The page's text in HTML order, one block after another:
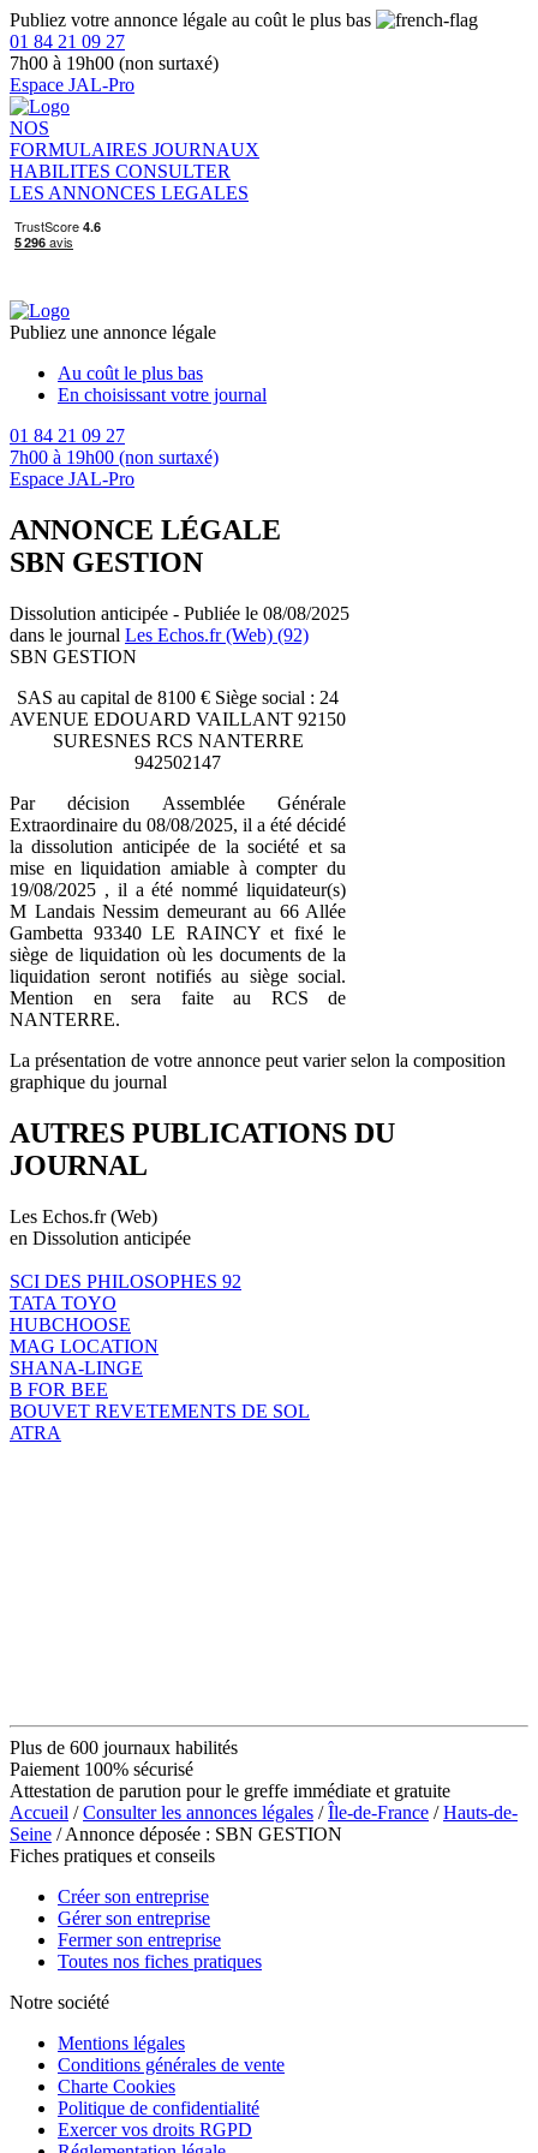
Publiez votre annonce légale au coût le plus bas
01 84 21 09 27
7h00 à 19h00 (non surtaxé)
Espace JAL-Pro
NOS
FORMULAIRES JOURNAUX
HABILITES CONSULTER
LES ANNONCES LEGALES
Publiez une annonce légale
Au coût le plus bas
En choisissant votre journal
01 84 21 09 27
7h00 à 19h00 (non surtaxé)
Espace JAL-Pro
ANNONCE LÉGALE
SBN GESTION
Dissolution anticipée - Publiée le 08/08/2025
dans le journal Les Echos.fr (Web) (92)
SBN GESTION
SAS au capital de 8100 € Siège social : 24
AVENUE EDOUARD VAILLANT 92150
SURESNES RCS NANTERRE
942502147
Par décision Assemblée Générale
Extraordinaire du 08/08/2025, il a été décidé
la dissolution anticipée de la société et sa
mise en liquidation amiable à compter du
19/08/2025 , il a été nommé liquidateur(s)
M Landais Nessim demeurant au 66 Allée
Gambetta 93340 LE RAINCY et fixé le
siège de liquidation où les documents de la
liquidation seront notifiés au siège social.
Mention en sera faite au RCS de
NANTERRE.
La présentation de votre annonce peut varier selon la composition
graphique du journal
AUTRES PUBLICATIONS DU
JOURNAL
Les Echos.fr (Web)
en Dissolution anticipée
SCI DES PHILOSOPHES 92
TATA TOYO
HUBCHOOSE
MAG LOCATION
SHANA-LINGE
B FOR BEE
BOUVET REVETEMENTS DE SOL
ATRA
Plus de 600 journaux habilités
Paiement 100% sécurisé
Attestation de parution pour le greffe immédiate et gratuite
Accueil /Consulter les annonces légales /Île-de-France /Hauts-de-
Seine / Annonce déposée : SBN GESTION
Fiches pratiques et conseils
Créer son entreprise
Gérer son entreprise
Fermer son entreprise
Toutes nos fiches pratiques
Notre société
Mentions légales
Conditions générales de vente
Charte Cookies
Politique de confidentialité
Exercer vos droits RGPD